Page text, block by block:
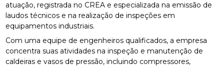
atuação, registrada no CREA e especializada na emissão de
laudos técnicos e na realização de inspeções em
equipamentos industriais.
Com uma equipe de engenheiros qualificados, a empresa
concentra suas atividades na inspeção e manutenção de
caldeiras e vasos de pressão, incluindo compressores,